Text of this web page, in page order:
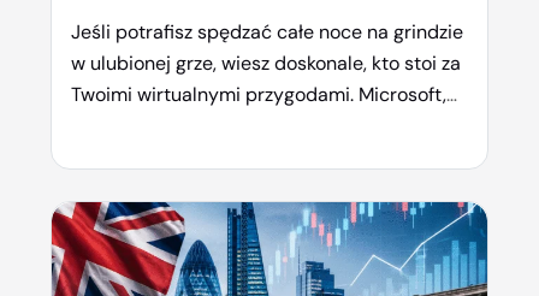
Jeśli potrafisz spędzać całe noce na grindzie
w ulubionej grze, wiesz doskonale, kto stoi za
Twoimi wirtualnymi przygodami. Microsoft,
same firmy, które robią Twoje ulubione
tytuły, robią też… miliardy dolarów.
Dosłownie. Jednak nie musisz się ograniczać